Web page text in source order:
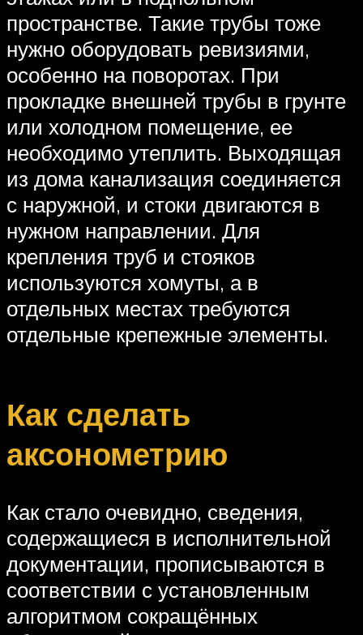
пространстве. Такие трубы тоже
нужно оборудовать ревизиями,
особенно на поворотах. При
прокладке внешней трубы в грунте
или холодном помещение, ее
необходимо утеплить. Выходящая
из дома канализация соединяется
с наружной, и стоки двигаются в
нужном направлении. Для
крепления труб и стояков
используются хомуты, а в
отдельных местах требуются
отдельные крепежные элементы.
Как сделать
аксонометрию
Как стало очевидно, сведения,
содержащиеся в исполнительной
документации, прописываются в
соответствии с установленным
алгоритмом сокращённых